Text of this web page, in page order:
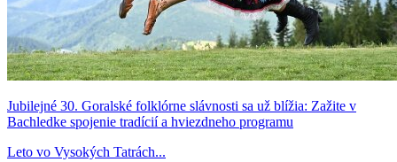
Jubilejné 30. Goralské folklórne slávnosti sa už blížia: Zažite v
Bachledke spojenie tradícií a hviezdneho programu
Leto vo Vysokých Tatrách...